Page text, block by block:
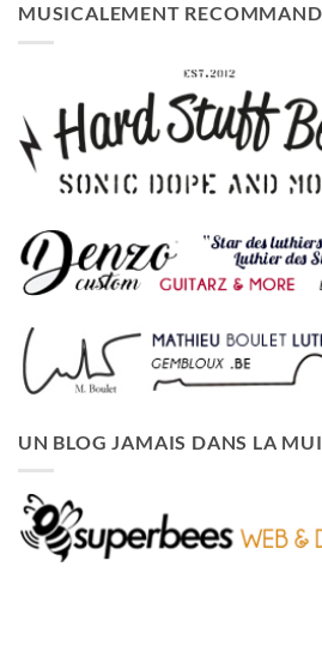
MUSICALEMENT
UN BLOG JAMAIS DANS LA